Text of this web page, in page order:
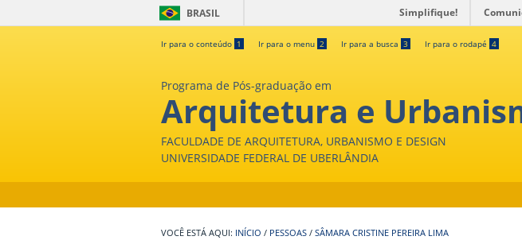
BRASIL Simplifique!
Ir para o conteúdo 1 Ir para o menu 2 Ir para a busca 3 Ir para o rodapé 4
Programa de Pós-graduação em
Arquitetura e
FACULDADE DE ARQUITETURA, URBANISMO E DESIGN
UNIVERSIDADE FEDERAL DE UBERLÂNDIA
INÍCIO / PESSOAS / SÂMARA CRISTINE PEREIRA LIMA